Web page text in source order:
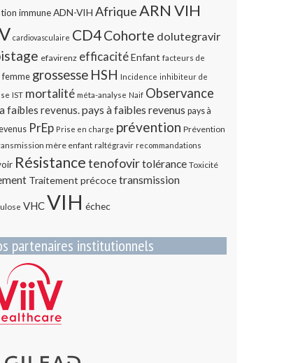
immuneADN-VIH AfriqueARN VIH
cardiovasculaire CD4Cohorte dolutegravir
efavirenz efficacitéEnfant facteurs de
femme grossesse HSH Incidence inhibiteur de
IST mortalité méta-analyse Naif Observance
faibles revenus.pays à faibles revenus pays à
PrEp Prise en charge prévention Prévention
mère enfant raltégravir recommandations
Résistancetenofovirtolérance Toxicité
Traitement précocetransmission
VHCVIH échec
partenaires institutionnels